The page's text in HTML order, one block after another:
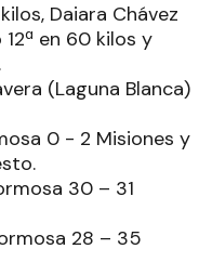
Daiara Chávez
en 60 kilos y
(Laguna Blanca)
0 - 2 Misiones y
30 – 31
28 – 35